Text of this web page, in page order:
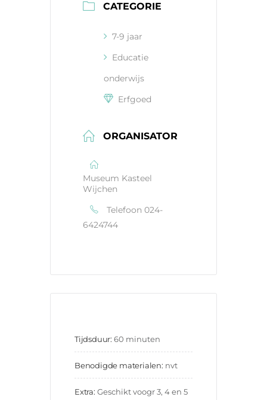
CATEGORIE
7-9 jaar
Educatie
onderwijs
Erfgoed
ORGANISATOR
Museum Kasteel
Wijchen
Telefoon 024-
6424744
Tijdsduur: 60 minuten
Benodigde materialen: nvt
Extra: Geschikt voogr 3, 4 en 5